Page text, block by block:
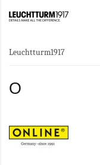
Leuchtturm1917
O